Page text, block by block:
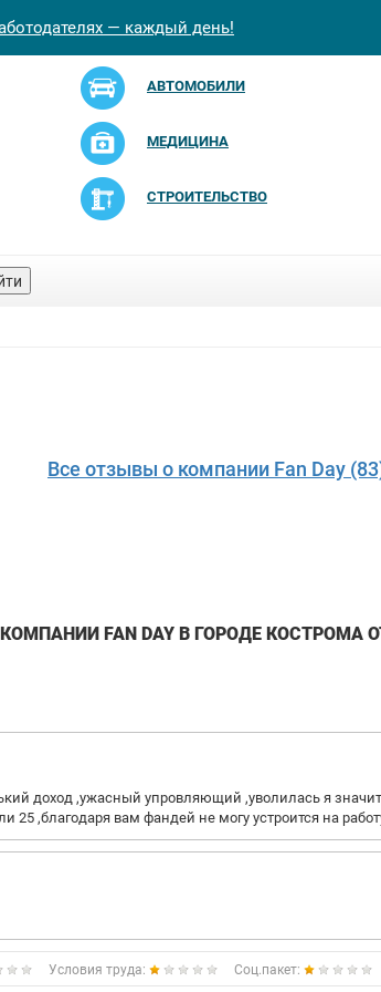
— каждый день!
АВТОМОБИЛИ
МЕДИЦИНА
СТРОИТЕЛЬСТВО
Все отзывы о компании Fan Day
FAN DAY В ГОРОДЕ КОСТРОМА
доход ,ужасный упровляющий ,уволилась я значит
,благодаря вам фандей не могу устроится на
Условия труда: Соц.пакет: